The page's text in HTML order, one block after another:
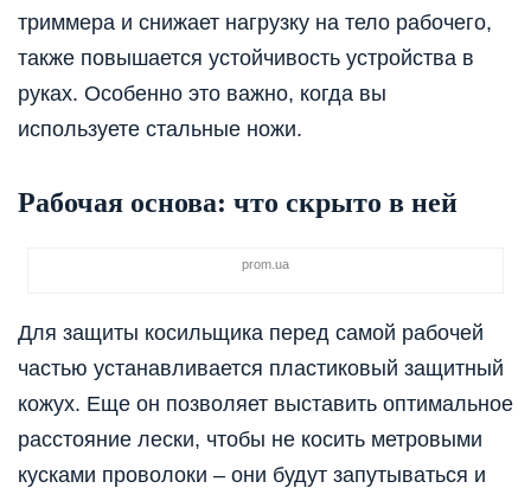
триммера и снижает нагрузку на тело рабочего,
также повышается устойчивость устройства в
руках. Особенно это важно, когда вы
используете стальные ножи.
Рабочая основа: что скрыто в ней
prom.ua
Для защиты косильщика перед самой рабочей
частью устанавливается пластиковый защитный
кожух. Еще он позволяет выставить оптимальное
расстояние лески, чтобы не косить метровыми
кусками проволоки – они будут запутываться и